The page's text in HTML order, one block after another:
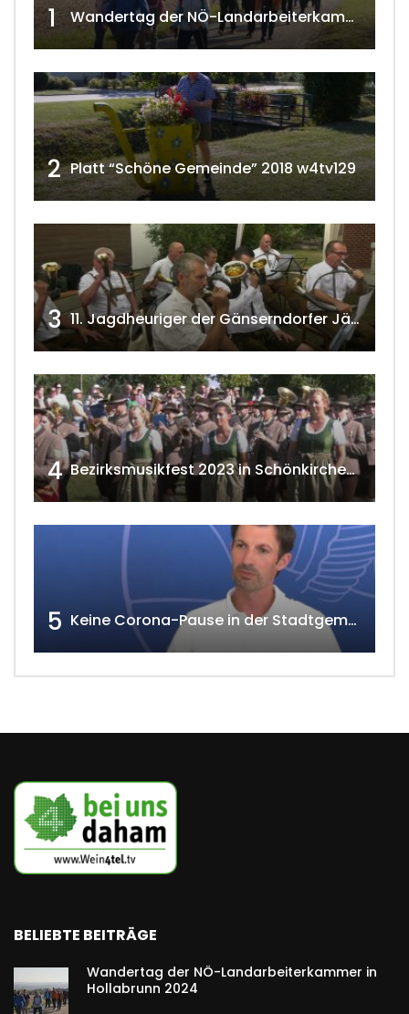
1 Wandertag der NÖ-Landarbeiterkammer in Hollabrunn 2024
2 Platt “Schöne Gemeinde” 2018 w4tv129
3 11. Jagdheuriger der Gänserndorfer Jäger 2020 w4tv166
4 Bezirksmusikfest 2023 in Schönkirchen-Reyersdorf
5 Keine Corona-Pause in der Stadtgemeinde Gänserndorf Teil 1. w4tv173-2021
BELIEBTE BEITRÄGE
Wandertag der NÖ-Landarbeiterkammer in
Hollabrunn 2024